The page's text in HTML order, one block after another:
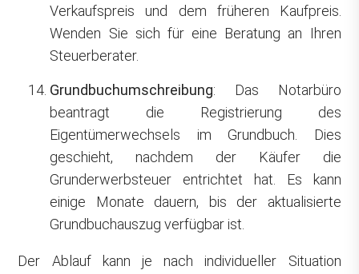
Verkaufspreis und dem früheren Kaufpreis.
Wenden Sie sich für eine Beratung an Ihren
Steuerberater.
Grundbuchumschreibung: Das Notarbüro
beantragt die Registrierung des
Eigentümerwechsels im Grundbuch. Dies
geschieht, nachdem der Käufer die
Grunderwerbsteuer entrichtet hat. Es kann
einige Monate dauern, bis der aktualisierte
Grundbuchauszug verfügbar ist.
Der Ablauf kann je nach individueller Situation